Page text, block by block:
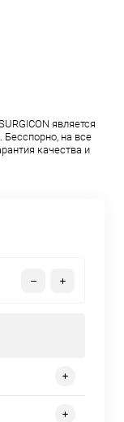
является
Бесспорно, на все
качества и